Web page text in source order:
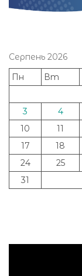
Серпень 2026
Пн
Вт
3
4
10
11
17
18
24
25
31